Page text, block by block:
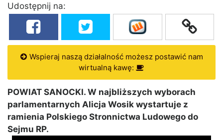
Udostępnij na:
Wspieraj naszą działalność możesz postawić nam
wirtualną kawę:
POWIAT SANOCKI. W najbliższych wyborach
parlamentarnych Alicja Wosik wystartuje z
ramienia Polskiego Stronnictwa Ludowego do
Sejmu RP.